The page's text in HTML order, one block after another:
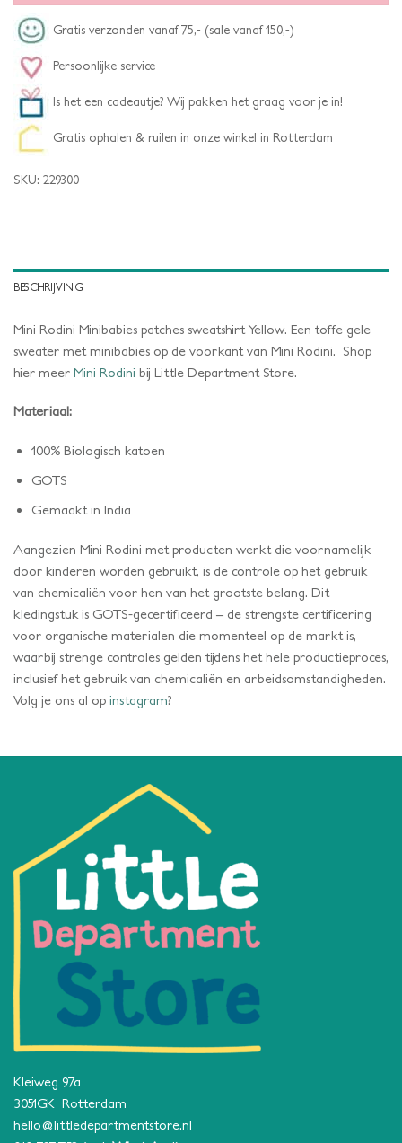
Gratis verzonden vanaf 75,- (sale vanaf 150,-)
Persoonlijke service
Is het een cadeautje? Wij pakken het graag voor je in!
Gratis ophalen & ruilen in onze winkel in Rotterdam
SKU: 229300
BESCHRIJVING
Mini Rodini Minibabies patches sweatshirt Yellow. Een toffe gele
sweater met minibabies op de voorkant van Mini Rodini. Shop
hier meer Mini Rodini bij Little Department Store.
Materiaal:
100% Biologisch katoen
GOTS
Gemaakt in India
Aangezien Mini Rodini met producten werkt die voornamelijk
door kinderen worden gebruikt, is de controle op het gebruik
van chemicaliën voor hen van het grootste belang. Dit
kledingstuk is GOTS-gecertificeerd – de strengste certificering
voor organische materialen die momenteel op de markt is,
waarbij strenge controles gelden tijdens het hele productieproces,
inclusief het gebruik van chemicaliën en arbeidsomstandigheden.
Volg je ons al op instagram?
Kleiweg 97a
3051GK Rotterdam
hello@littledepartmentstore.nl